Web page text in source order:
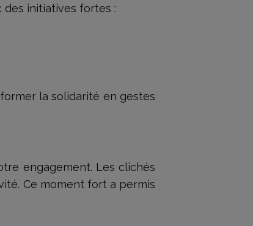
des initiatives fortes :
la solidarité en gestes
engagement. Les clichés
Ce moment fort a permis